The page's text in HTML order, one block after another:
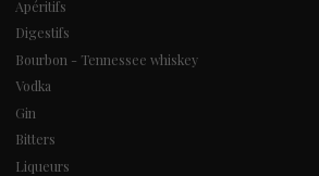
Apéritifs
Digestifs
Bourbon - Tennessee whiskey
Vodka
Gin
Bitters
Liqueurs